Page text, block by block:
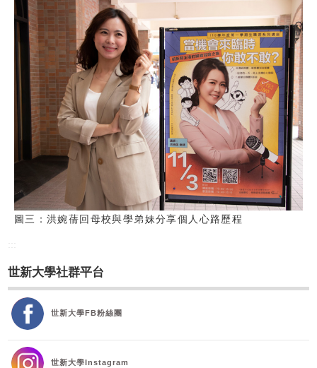
圖三：洪婉蒨回母校與學弟妹分享個人心路歷程
世新大學社群平台
世新大學FB粉絲團
世新大學Instagram